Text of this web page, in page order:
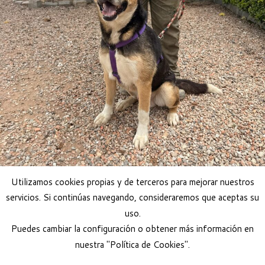
Utilizamos cookies propias y de terceros para mejorar nuestros
servicios. Si continúas navegando, consideraremos que aceptas su
uso.
Puedes cambiar la configuración o obtener más información en
nuestra "Política de Cookies".